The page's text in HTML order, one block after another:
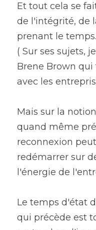
Et tout cela se
de l'intégrité, de
prenant le temps.
( Sur ses sujets,
Brene Brown
avec les
Mais sur la
quand même
reconnexion
redémarrer sur
l'énergie de
Le temps d'état
qui précède est